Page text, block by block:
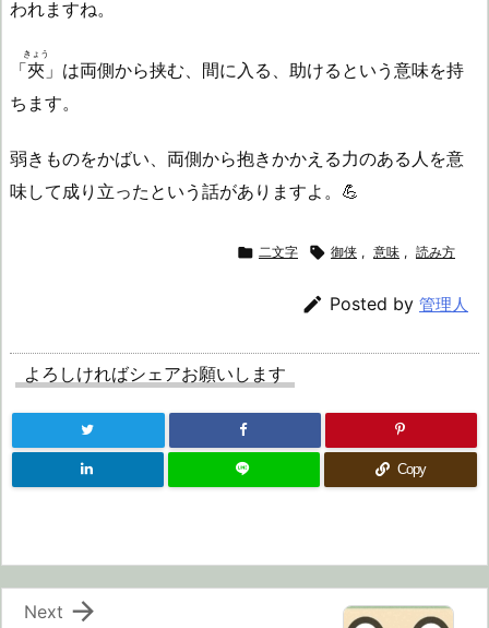
われますね。
「夾
きょう
」は両側から挟む、間に入る、助けるという意味を持
ちます。
弱きものをかばい、両側から抱きかかえる力のある人を意
味して成り立ったという話がありますよ。💪
 二文字  御侠 , 意味 , 読み方
 Posted by 管理人
よろしければシェアお願いします
Copy

Next